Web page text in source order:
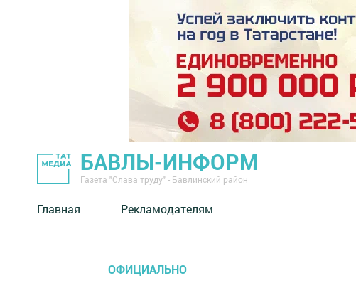
БАВЛЫ-ИНФОРМ
Газета "Слава труду" - Бавлинский район
Главная Рекламодателям
ОФИЦИАЛЬНО